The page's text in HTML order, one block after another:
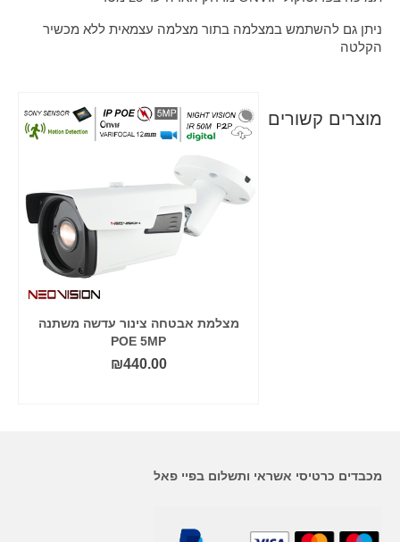
ניתן גם להשתמש במצלמה בתור מצלמה עצמאית ללא מכשיר
הקלטה
מוצרים קשורים
מצלמת אבטחה צינור עדשה משתנה
POE 5MP
₪440.00
מכבדים כרטיסי אשראי ותשלום בפיי פאל